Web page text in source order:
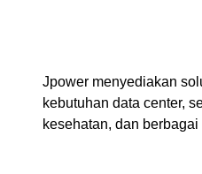
Jpower menyediakan
kebutuhan data center,
kesehatan, dan